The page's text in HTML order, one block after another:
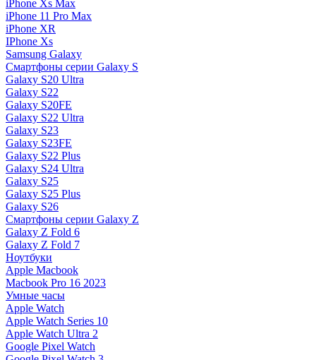
iPhone Xs Max
iPhone 11 Pro Max
iPhone XR
IPhone Xs
Samsung Galaxy
Смартфоны серии Galaxy S
Galaxy S20 Ultra
Galaxy S22
Galaxy S20FE
Galaxy S22 Ultra
Galaxy S23
Galaxy S23FE
Galaxy S22 Plus
Galaxy S24 Ultra
Galaxy S25
Galaxy S25 Plus
Galaxy S26
Смартфоны серии Galaxy Z
Galaxy Z Fold 6
Galaxy Z Fold 7
Ноутбуки
Apple Macbook
Macbook Pro 16 2023
Умные часы
Apple Watch
Apple Watch Series 10
Apple Watch Ultra 2
Google Pixel Watch